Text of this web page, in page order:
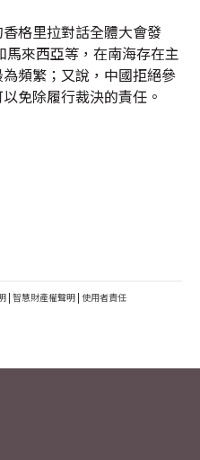
格里拉對話全體大會發
來西亞等，在南海存在主
頻繁；又說，中國拒絕參
免除履行裁決的責任。
| 智慧財產權聲明 | 使用者責任